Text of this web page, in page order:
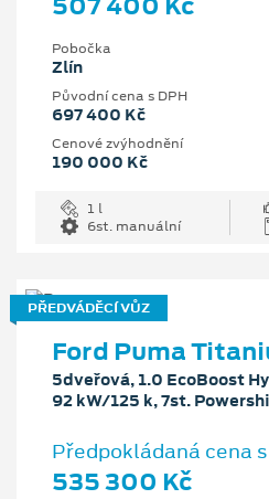
Pobočka
Zlín
Původní cena s DPH
697 400 Kč
Cenové zvýhodnění
190 000 Kč
1 l
6st. manuální
PŘEDVÁDĚCÍ VŮZ
Ford Puma
5dveřová, 1.0 EcoBoost
92 kW/125 k, 7st.
Předpokládaná cena s
535 300 Kč